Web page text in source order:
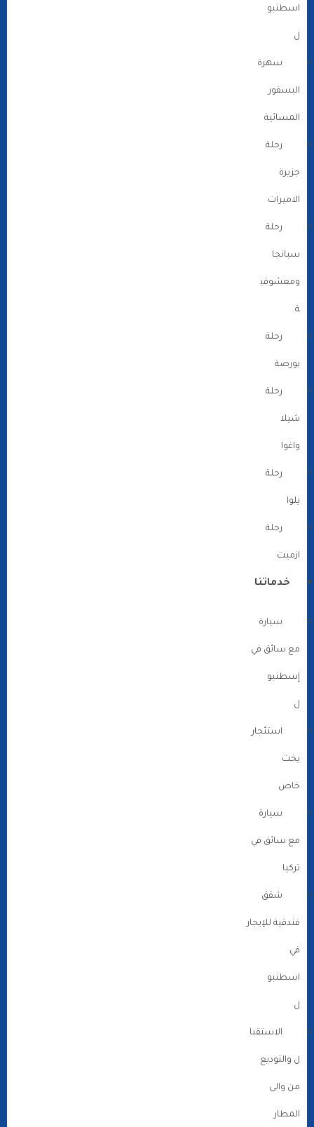
اسطنبو
ل
سهرة
البسفور
المسائية
رحلة
جزيرة
الاميرات
رحلة
سبانجا
ومعشوقي
ة
رحلة
بورصة
رحلة
شيلا
واغوا
رحلة
يلوا
رحلة
ازميت
خدماتنا
سيارة
مع سائق في
إسطنبو
ل
استئجار
يخت
خاص
سيارة
مع سائق في
تركيا
شقق
فندقية للإيجار
في
اسطنبو
ل
الاستقبا
ل والتوديع
من والى
المطار